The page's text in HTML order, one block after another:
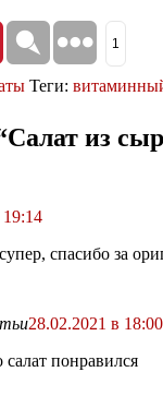
1
Теги:
Салат из
спасибо за
28.02.2021 в 18:00
понравился